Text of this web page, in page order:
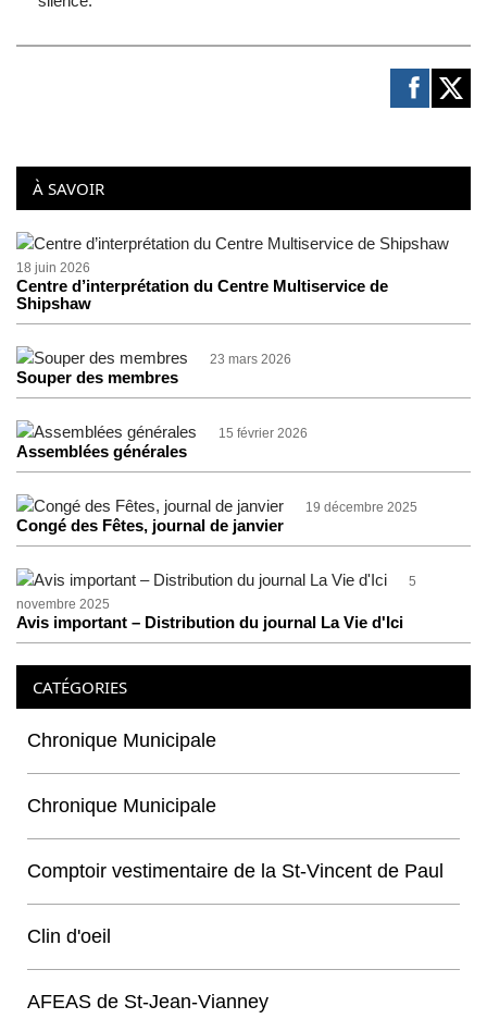
À SAVOIR
18 juin 2026
Centre d’interprétation du Centre Multiservice de
Shipshaw
23 mars 2026
Souper des membres
15 février 2026
Assemblées générales
19 décembre 2025
Congé des Fêtes, journal de janvier
5
novembre 2025
Avis important – Distribution du journal La Vie d'Ici
CATÉGORIES
Chronique Municipale
Chronique Municipale
Comptoir vestimentaire de la St-Vincent de Paul
Clin d'oeil
AFEAS de St-Jean-Vianney